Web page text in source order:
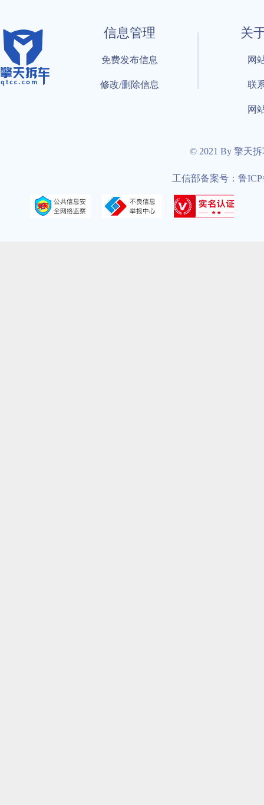
信息管理
免费发布信息
修改/删除信息
关
网
联
网
© 2021 By 擎天
工信部备案号：鲁